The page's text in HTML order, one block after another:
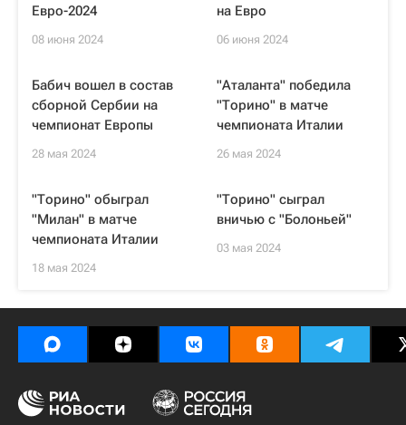
Евро-2024
08 июня 2024
на Евро
06 июня 2024
Бабич вошел в состав
сборной Сербии на
чемпионат Европы
28 мая 2024
"Аталанта" победила
"Торино" в матче
чемпионата Италии
26 мая 2024
"Торино" обыграл
"Милан" в матче
чемпионата Италии
18 мая 2024
"Торино" сыграл
вничью с "Болоньей"
03 мая 2024